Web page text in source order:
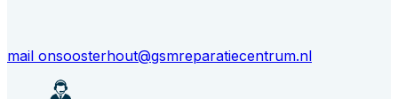
mail onsoosterhout@gsmreparatiecentrum.nl